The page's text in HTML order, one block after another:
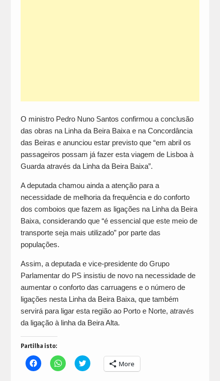
O ministro Pedro Nuno Santos confirmou a conclusão
das obras na Linha da Beira Baixa e na Concordância
das Beiras e anunciou estar previsto que “em abril os
passageiros possam já fazer esta viagem de Lisboa à
Guarda através da Linha da Beira Baixa”.
A deputada chamou ainda a atenção para a
necessidade de melhoria da frequência e do conforto
dos comboios que fazem as ligações na Linha da Beira
Baixa, considerando que “é essencial que este meio de
transporte seja mais utilizado” por parte das
populações.
Assim, a deputada e vice-presidente do Grupo
Parlamentar do PS insistiu de novo na necessidade de
aumentar o conforto das carruagens e o número de
ligações nesta Linha da Beira Baixa, que também
servirá para ligar esta região ao Porto e Norte, através
da ligação à linha da Beira Alta.
Partilha isto:
Click
to
Click
to
Click
to More